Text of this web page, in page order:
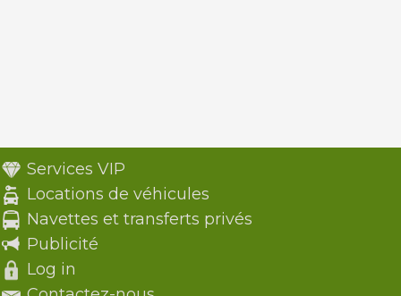
Services VIP
Locations de véhicules
Navettes et transferts privés
Publicité
Log in